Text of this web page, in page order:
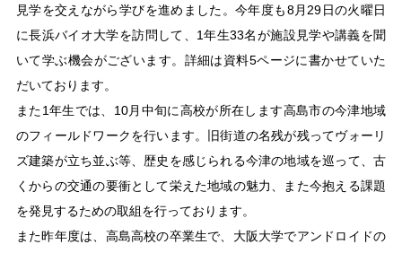
見学を交えながら学びを進めました。今年度も8月29日の火曜日
に長浜バイオ大学を訪問して、1年生33名が施設見学や講義を聞
いて学ぶ機会がございます。詳細は資料5ページに書かせていた
だいております。
また1年生では、10月中旬に高校が所在します高島市の今津地域
のフィールドワークを行います。旧街道の名残が残ってヴォーリ
ズ建築が立ち並ぶ等、歴史を感じられる今津の地域を巡って、古
くからの交通の要衝として栄えた地域の魅力、また今抱える課題
を発見するための取組を行っております。
また昨年度は、高島高校の卒業生で、大阪大学でアンドロイドの